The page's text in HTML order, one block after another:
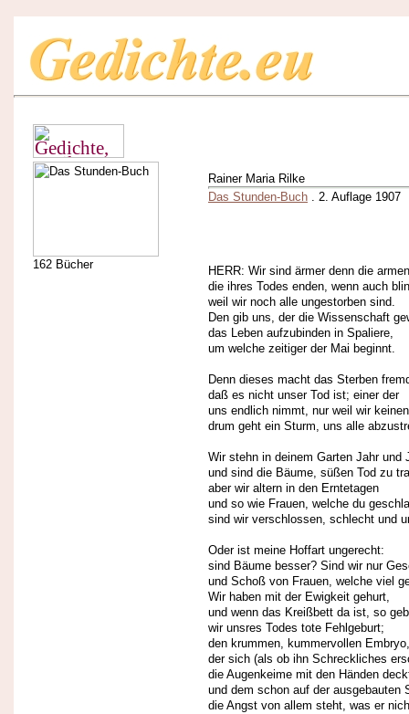
162 Bücher
Rainer Maria Rilke
Das Stunden-Buch . 2. Auflage 1907
HERR: Wir sind ärmer denn die
die ihres Todes enden, wenn auch
weil wir noch alle ungestorben sind.
Den gib uns, der die Wissenschaft
das Leben aufzubinden in Spaliere,
um welche zeitiger der Mai beginnt.
Denn dieses macht das Sterben
daß es nicht unser Tod ist; einer der
uns endlich nimmt, nur weil wir
drum geht ein Sturm, uns alle
Wir stehn in deinem Garten Jahr und
und sind die Bäume, süßen Tod zu
aber wir altern in den Erntetagen
und so wie Frauen, welche du
sind wir verschlossen, schlecht und
Oder ist meine Hoffart ungerecht:
sind Bäume besser? Sind wir nur
und Schoß von Frauen, welche viel
Wir haben mit der Ewigkeit gehurt,
und wenn das Kreißbett da ist, so
wir unsres Todes tote Fehlgeburt;
den krummen, kummervollen Embryo,
der sich (als ob ihn Schreckliches
die Augenkeime mit den Händen
und dem schon auf der ausgebauten
die Angst von allem steht, was er